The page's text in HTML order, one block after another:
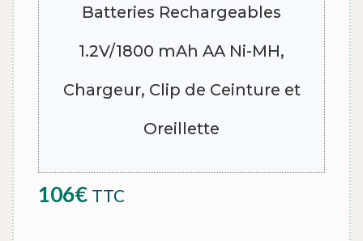
Batteries Rechargeables
1.2V/1800 mAh AA Ni-MH,
Chargeur, Clip de Ceinture et
Oreillette
106€ TTC